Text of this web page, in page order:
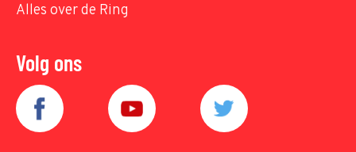
Alles over de Ring
Volg ons